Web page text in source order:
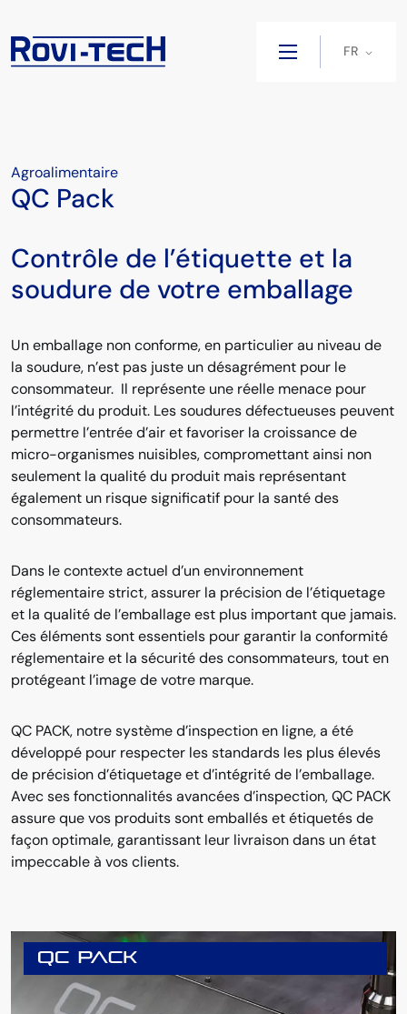
FR
Agroalimentaire
QC Pack
Contrôle de l’étiquette et la
soudure de votre emballage
Un emballage non conforme, en particulier au niveau de
la soudure, n’est pas juste un désagrément pour le
consommateur. Il représente une réelle menace pour
l’intégrité du produit. Les soudures défectueuses peuvent
permettre l’entrée d’air et favoriser la croissance de
micro-organismes nuisibles, compromettant ainsi non
seulement la qualité du produit mais représentant
également un risque significatif pour la santé des
consommateurs.
Dans le contexte actuel d’un environnement
réglementaire strict, assurer la précision de l’étiquetage
et la qualité de l’emballage est plus important que jamais.
Ces éléments sont essentiels pour garantir la conformité
réglementaire et la sécurité des consommateurs, tout en
protégeant l’image de votre marque.
QC PACK, notre système d’inspection en ligne, a été
développé pour respecter les standards les plus élevés
de précision d’étiquetage et d’intégrité de l’emballage.
Avec ses fonctionnalités avancées d’inspection, QC PACK
assure que vos produits sont emballés et étiquetés de
façon optimale, garantissant leur livraison dans un état
impeccable à vos clients.